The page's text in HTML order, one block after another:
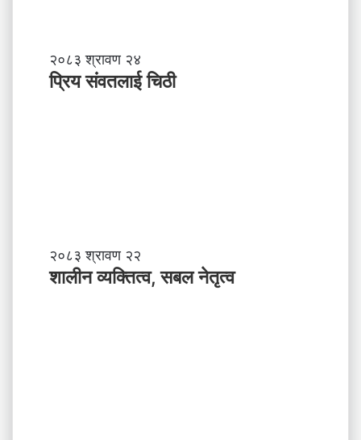
प्रि
य
२०८३ श्रावण २४
प्रिय संवतलाई चिठी
शा
ली
न
२०८३ श्रावण २२
शालीन व्यक्तित्व, सबल नेतृत्व